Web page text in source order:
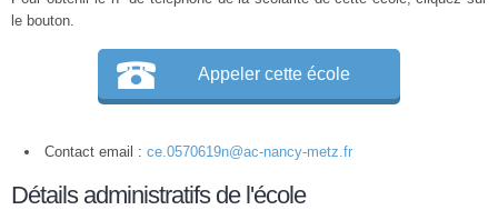
le bouton.
Appeler cette école
Contact email : ce.0570619n@ac-nancy-metz.fr
Détails administratifs de l'école